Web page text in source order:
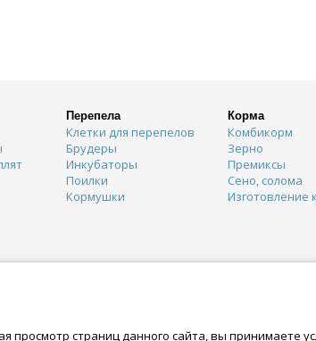
Перепела
Клетки для перепелов
Брудеры
Инкубаторы
Поилки
Кормушки
Корма
Комбикорм
Зерно
Премиксы
Сено, солома
Изготовление
просмотр страниц данного сайта, вы принимаете